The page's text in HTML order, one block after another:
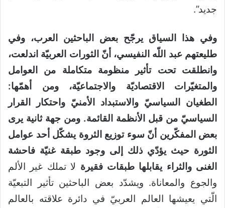
جديد”.
وفي هذا السياق يرجّح بعض الباحثين العرب، وفي
طليعتهم عبد اللّه النفيسي، أنّ الثورات العربيّة اندلعت،
وانطلقت تحت تأثير منظومة متكاملة من العوامل
والمتغيّرات الاقتصاديّة والاجتماعيّة، ومن أهمّها:
الطغيان السياسيّ والاستبداد الأمنيّ واحتكار القرار
السياسيّ من قبل الأنظمة القائمة. ومن جهة ثانية يرى
بعض المفكّرين أنّ سوء توزيع الثروة يشكّل أحد عوامل
الثورة حيث يؤدّي ذلك إلى وجود طبقة غنيّة فاحشة
الغنى والثراء يقابلها طبقات فقيرة لا تملك غير الألم
والجوع والمعاناة. ويشدّد بعض الباحثين تأثير التبعيّة
الّتي يعيشها العالم العربيّ في دائرة علاقته بالعالم